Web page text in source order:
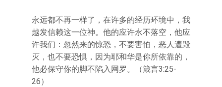
永远都不再一样了，在许多的经历环境中，我
越发信赖这一位神。他的应许永不落空，他应
许我们：忽然来的惊恐，不要害怕，恶人遭毁
灭，也不要恐惧，因为耶和华是你所依靠的，
他必保守你的脚不陷入网罗。（箴言3:25-
26）